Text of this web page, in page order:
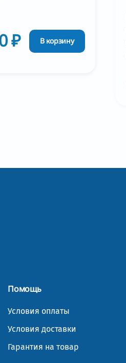
₽ В корзину
Помощь
Условия оплаты
Условия доставки
Гарантия на товар